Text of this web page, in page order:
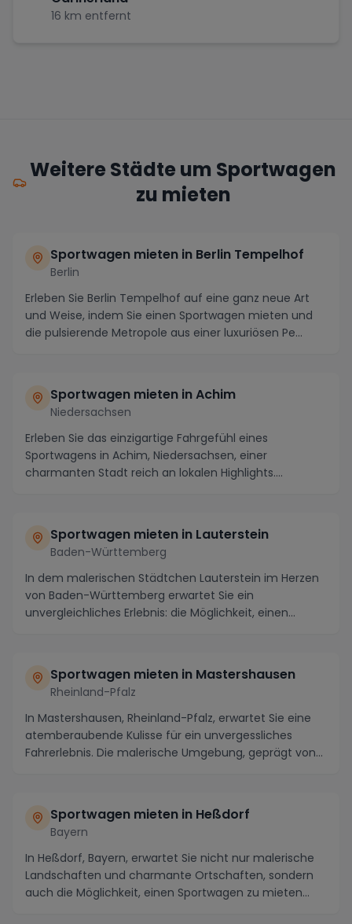
16 km entfernt
Weitere Städte um Sportwagen
zu mieten
Sportwagen mieten in Berlin Tempelhof
Berlin
Erleben Sie Berlin Tempelhof auf eine ganz neue Art
und Weise, indem Sie einen Sportwagen mieten und
die pulsierende Metropole aus einer luxuriösen Pe...
Sportwagen mieten in Achim
Niedersachsen
Erleben Sie das einzigartige Fahrgefühl eines
Sportwagens in Achim, Niedersachsen, einer
charmanten Stadt reich an lokalen Highlights.
Sportwagen mieten in Lauterstein
Baden-Württemberg
In dem malerischen Städtchen Lauterstein im Herzen
von Baden-Württemberg erwartet Sie ein
unvergleichliches Erlebnis: die Möglichkeit, einen
Sportwagen mieten in Mastershausen
Rheinland-Pfalz
In Mastershausen, Rheinland-Pfalz, erwartet Sie eine
atemberaubende Kulisse für ein unvergessliches
Fahrerlebnis. Die malerische Umgebung, geprägt von...
Sportwagen mieten in Heßdorf
Bayern
In Heßdorf, Bayern, erwartet Sie nicht nur malerische
Landschaften und charmante Ortschaften, sondern
auch die Möglichkeit, einen Sportwagen zu mieten...